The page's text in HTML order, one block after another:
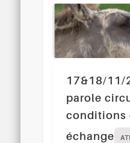
17&18/11/
parole
conditions
échange